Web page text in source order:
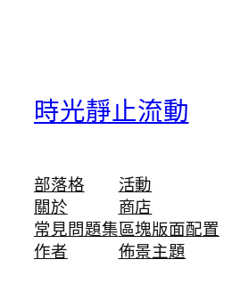
時光靜止流動
部落格
關於
常見問題集
作者
活動
商店
區塊版面配置
佈景主題